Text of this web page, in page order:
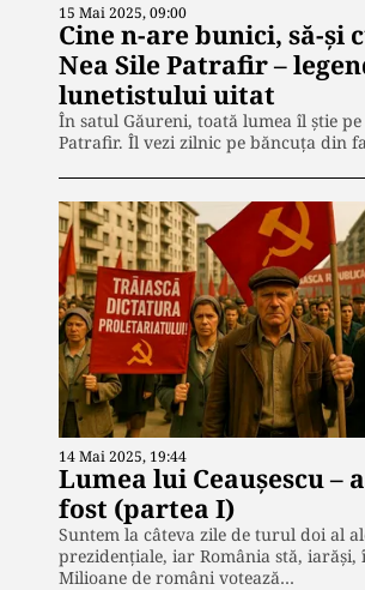
15 Mai 2025, 09:00
Cine n-are bunici, să-și
Nea Sile Patrafir –
lunetistului uitat
În satul Găureni, toată lumea îl știe pe
Patrafir. Îl vezi zilnic pe băncuța din
14 Mai 2025, 19:44
Lumea lui Ceaușescu –
fost (partea I)
Suntem la câteva zile de turul doi al
prezidențiale, iar România stă, iarăși,
Milioane de români votează…